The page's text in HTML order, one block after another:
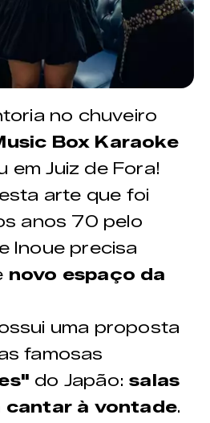
no chuveiro
Box Karaoke
em Juiz de Fora!
arte que foi
anos 70 pelo
Inoue precisa
novo espaço da
uma proposta
famosas
do Japão:salas
cantar à vontade.